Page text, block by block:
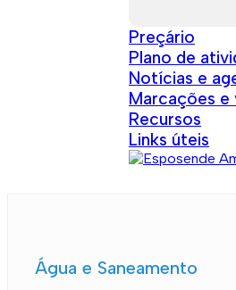
Preçário
Plano de
Notícias e
Marcações e
Recursos
Links úteis
Água e Saneamento